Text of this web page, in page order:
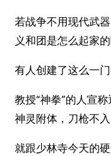
若战争不用现代武
义和团是怎么起家
有人创建了这么一门
教授“神拳”的人宣
神灵附体，刀枪不
就跟少林寺今天的硬